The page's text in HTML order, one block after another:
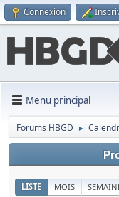
Connexion
Menu principal
Forums HBGD ►
LISTE MOIS